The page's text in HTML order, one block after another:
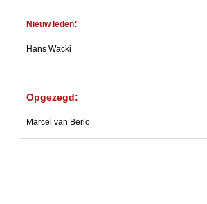
Nieuw leden:
Hans Wacki
Opgezegd:
Marcel van Berlo